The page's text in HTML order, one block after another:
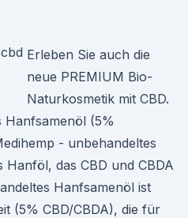
Erleben Sie auch die
neue PREMIUM Bio-
Naturkosmetik mit CBD.
Hanfsamenöl (5%
- unbehandeltes
das CBD und CBDA
Hanfsamenöl ist
(5% CBD/CBDA), die für